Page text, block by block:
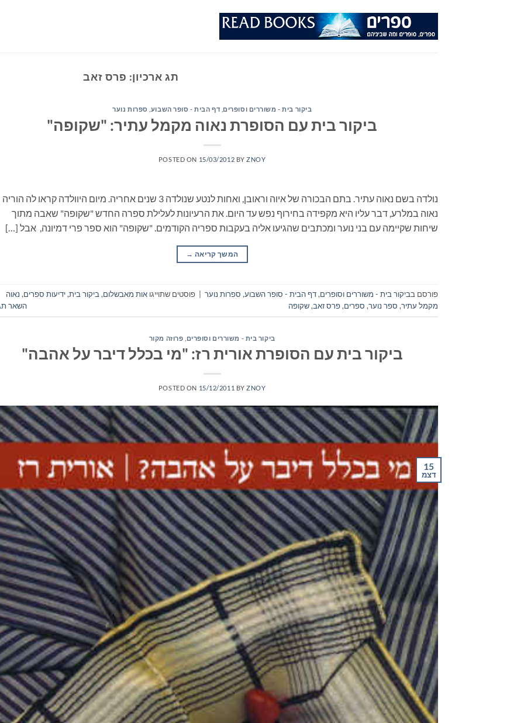
תג ארכיון: פרס זאב
ביקור בית - משוררים וסופרים דף הבית - סופר השבוע ספרות נוער
ביקור בית עם הסופרת נאוה מקמל עתיר: "שקופה"
POSTED ON 15/03/2012 BYZNOY
נולדה בשם נאוה עתיר. בתם הבכורה של איוה וראובן, ואחות לנטע שנולדה 3 שנים אחריה. מיום היוולדה קראו לה הוריה
נאוה במלרע, דבר עליו היא מקפידה בחירוף נפש עד היום. את הרעיונות לעלילת ספרה החדש "שקופה" שאבה מתוך
שיחות שקיימה עם בני נוער ומכתבים שהגיעו אליה בעקבות ספריה הקודמים. "שקופה" הוא ספר פרי דמיונה, אבל […]
המשך קריאה →
פורסם בביקור בית - משוררים וסופרים,דף הבית - סופר השבוע, ספרות נוער פוסטים שתוייגו אות מאבשלום, ביקור בית,ידיעות ספרים, נאוה
מקמל עתיר, ספר נוער, ספרים,פרס זאב,שקופה השאר
ביקור בית - משוררים וסופרים פרוזה מקור
ביקור בית עם הסופרת אורית רז: "מי בכלל דיבר על אהבה"
POSTED ON 15/12/2011 BYZNOY
15
דצמ